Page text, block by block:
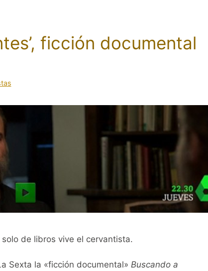
ficción documental
de libros vive el cervantista.
Sexta la «ficción documental» Buscando a